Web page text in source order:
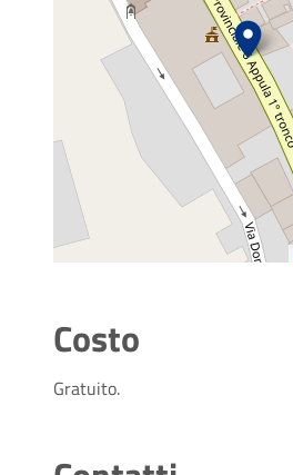
Costo
Gratuito.